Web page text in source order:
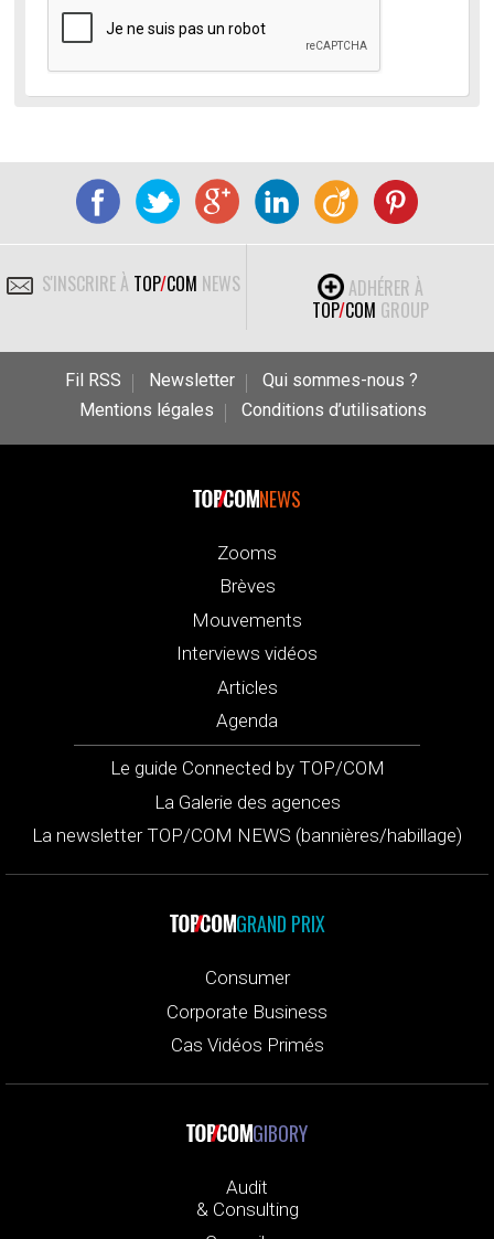
S'INSCRIRE À TOP/COM NEWS
ADHÉRER À
TOP/COM GROUP
Fil RSS Newsletter
Qui sommes-nous ?
Mentions légales
Conditions d’utilisations
NEWS
Zooms
Brèves
Mouvements
Interviews vidéos
Articles
Agenda
Le guide Connected by TOP/COM
La Galerie des agences
La newsletter TOP/COM NEWS (bannières/habillage)
GRAND PRIX
Consumer
Corporate Business
Cas Vidéos Primés
GIBORY
Audit
& Consulting